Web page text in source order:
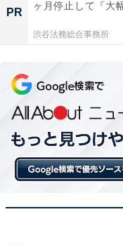
PR
ヶ月停止して『大
渋谷法務総合事務所